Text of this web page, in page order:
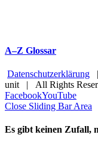
A–Z Glossar
Datenschutzerklärung
unit | All Rights
FacebookYouTube
Close Sliding Bar Area
Es gibt keinen Zufall,